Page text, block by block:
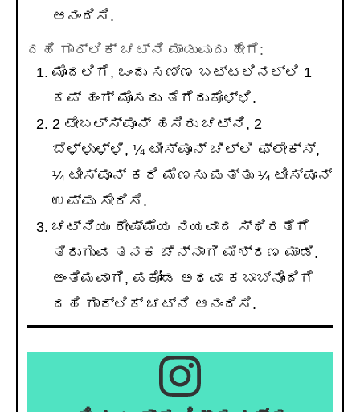
ಆನಂದಿಸಿ.
ದಹಿ ಗಾರ್ಲಿಕ್ ಚಟ್ನಿ ಮಾಡುವುದು ಹೇಗೆ:
ಮೊದಲಿಗೆ, ಒಂದು ಸಣ್ಣ ಬಟ್ಟಲಿನಲ್ಲಿ 1
ಕಪ್ ಹಂಗ್ ಮೊಸರು ತೆಗೆದುಕೊಳ್ಳಿ.
2 ಟೇಬಲ್ಸ್ಪೂನ್ ಹಸಿರು ಚಟ್ನಿ, 2
ಬೆಳ್ಳುಳ್ಳಿ, ¼ ಟೀಸ್ಪೂನ್ ಚಿಲ್ಲಿ ಫ್ಲೇಕ್ಸ್,
¼ ಟೀಸ್ಪೂನ್ ಕರಿ ಮೆಣಸು ಮತ್ತು ¼ ಟೀಸ್ಪೂನ್
ಉಪ್ಪು ಸೇರಿಸಿ.
ಚಟ್ನಿಯು ರೇಷ್ಮೆಯ ನಯವಾದ ಸ್ಥಿರತೆಗೆ
ತಿರುಗುವ ತನಕ ಚೆನ್ನಾಗಿ ಮಿಶ್ರಣ ಮಾಡಿ.
ಅಂತಿಮವಾಗಿ, ಪಕೋಡ ಅಥವಾ ಕಬಾಬ್ನೊಂದಿಗೆ
ದಹಿ ಗಾರ್ಲಿಕ್ ಚಟ್ನಿ ಆನಂದಿಸಿ.